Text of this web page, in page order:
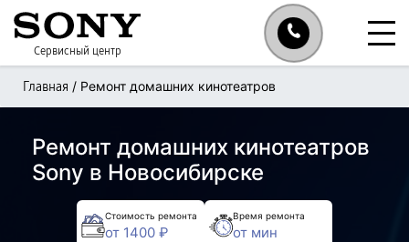
Сервисный центр
Главная / Ремонт домашних кинотеатров
Ремонт домашних кинотеатров
Sony в Новосибирске
Стоимость ремонта
от 1400 ₽
Время ремонта
от мин